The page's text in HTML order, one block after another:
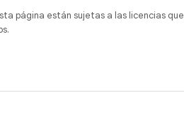
página están sujetas a las licencias